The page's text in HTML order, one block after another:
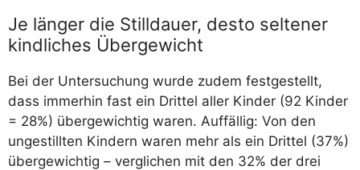
Je länger die Stilldauer, desto seltener
kindliches Übergewicht
Bei der Unter­su­chung wur­de zudem fest­ge­stellt,
dass immer­hin fast ein Drit­tel aller Kin­der (92 Kin­der
= 28%) über­ge­wich­tig waren. Auf­fäl­lig: Von den
unge­still­ten Kin­dern waren mehr als ein Drit­tel (37%)
über­ge­wich­tig – ver­gli­chen mit den 32% der drei